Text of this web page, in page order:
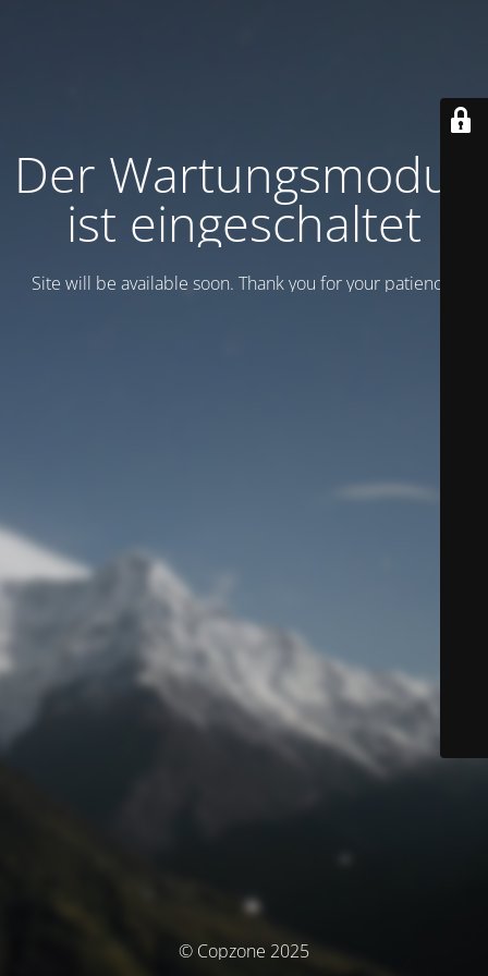
Der Wartungsmodus
ist eingeschaltet
Site will be available soon. Thank you for your patience!
© Copzone 2025